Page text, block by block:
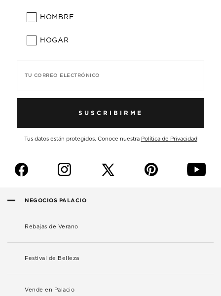
HOMBRE
HOGAR
TU CORREO ELECTRÓNICO
SUSCRIBIRME
Tus datos están protegidos. Conoce nuestra Política de Privacidad
f i p y
NEGOCIOS PALACIO
Rebajas de Verano
Festival de Belleza
Vende en Palacio